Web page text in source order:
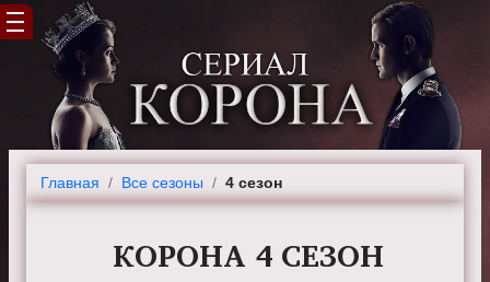
Главная Все сезоны 4 сезон
КОРОНА 4 СЕЗОН